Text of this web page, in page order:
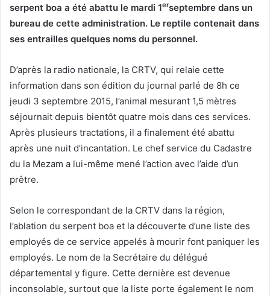
n
X
m
a
i
serpent boa a été abattu le mardi 1erseptembre dans un
bureau de cette administration. Le reptile contenait dans
ses entrailles quelques noms du personnel.
D’après la radio nationale, la CRTV, qui relaie cette
information dans son édition du journal parlé de 8h ce
jeudi 3 septembre 2015, l’animal mesurant 1,5 mètres
séjournait depuis bientôt quatre mois dans ces services.
Après plusieurs tractations, il a finalement été abattu
après une nuit d’incantation. Le chef service du Cadastre
du la Mezam a lui-même mené l’action avec l’aide d’un
prêtre.
Selon le correspondant de la CRTV dans la région,
l’ablation du serpent boa et la découverte d’une liste des
employés de ce service appelés à mourir font paniquer les
employés. Le nom de la Secrétaire du délégué
départemental y figure. Cette dernière est devenue
inconsolable, surtout que la liste porte également le nom